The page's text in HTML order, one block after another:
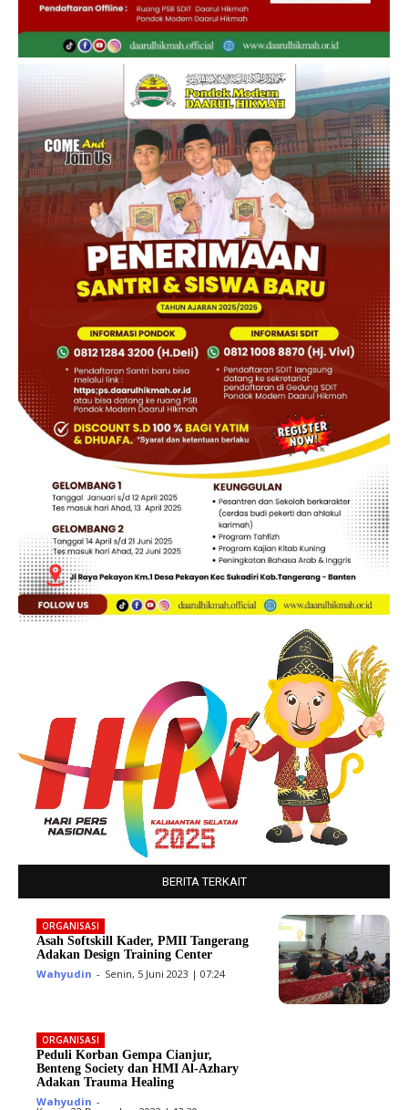
BERITA TERKAIT
ORGANISASI
Asah Softskill Kader, PMII Tangerang
Adakan Design Training Center
Wahyudin - Senin, 5 Juni 2023 | 07:24
ORGANISASI
Peduli Korban Gempa Cianjur,
Benteng Society dan HMI Al-Azhary
Adakan Trauma Healing
Wahyudin -